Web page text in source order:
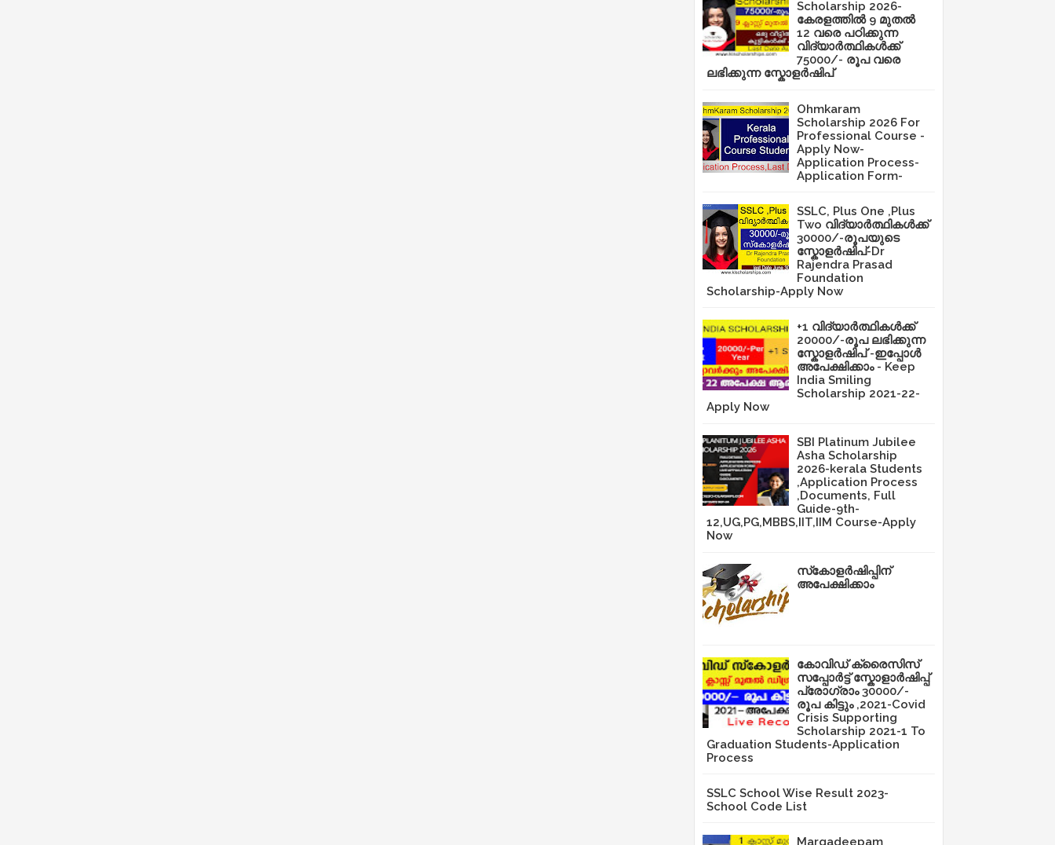
Scholarship 2026-
കേരളത്തിൽ 9 മുതൽ
12 വരെ പഠിക്കുന്ന
വിദ്യാർത്ഥികൾക്ക്
75000/- രൂപ വരെ
ലഭിക്കുന്ന സ്കോളർഷിപ്
Ohmkaram
Scholarship 2026 For
Professional Course -
Apply Now-
Application Process-
Application Form-
SSLC, Plus One ,Plus
Two വിദ്യാർത്ഥികൾക്ക്
30000/-രൂപയുടെ
സ്കോളർഷിപ്-Dr
Rajendra Prasad
Foundation
Scholarship-Apply Now
+1 വിദ്യാർത്ഥികൾക്ക്
20000/-രൂപ ലഭിക്കുന്ന
സ്കോളർഷിപ് -ഇപ്പോൾ
അപേക്ഷിക്കാം - Keep
India Smiling
Scholarship 2021-22-
Apply Now
SBI Platinum Jubilee
Asha Scholarship
2026-kerala Students
,Application Process
,Documents, Full
Guide-9th-
12,UG,PG,MBBS,IIT,IIM Course-Apply
Now
സ്‌കോളർഷിപ്പിന്
അപേക്ഷിക്കാം
കോവിഡ് ക്രൈസിസ്
സപ്പോർട്ട് സ്കോളാർഷിപ്പ്
പ്രോഗ്രാം 30000/-
രൂപ കിട്ടും ,2021-Covid
Crisis Supporting
Scholarship 2021-1 To
Graduation Students-Application
Process
SSLC School Wise Result 2023-
School Code List
Margadeepam